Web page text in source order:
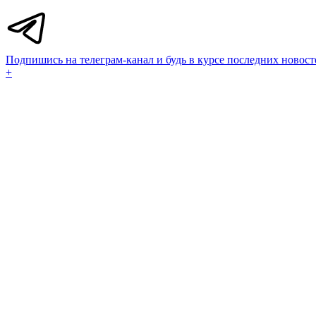
Подпишись на телеграм-канал и будь в курсе последних
+